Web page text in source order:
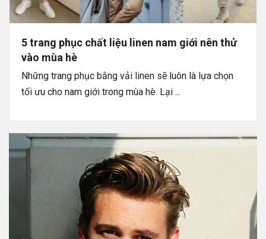
5 trang phục chất liệu linen nam giới nên thử
vào mùa hè
Những trang phục bằng vải linen sẽ luôn là lựa chọn
tối ưu cho nam giới trong mùa hè. Lại ...